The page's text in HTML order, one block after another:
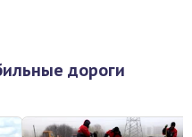
дороги